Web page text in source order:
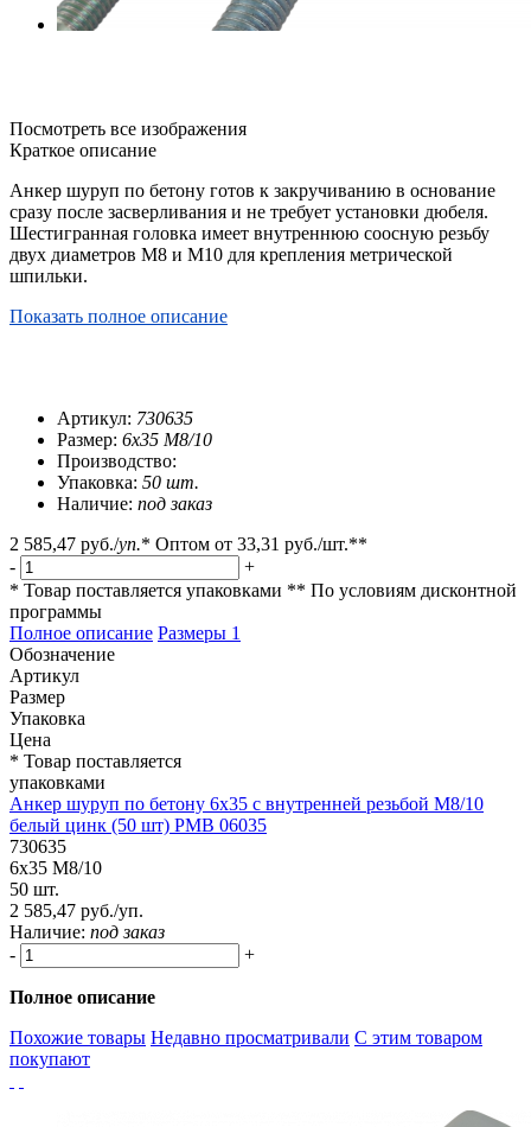
Посмотреть все изображения
Краткое описание
Анкер шуруп по бетону готов к закручиванию в основание
сразу после засверливания и не требует установки дюбеля.
Шестигранная головка имеет внутреннюю соосную резьбу
двух диаметров М8 и М10 для крепления метрической
шпильки.
Показать полное описание
Артикул: 730635
Размер: 6х35 М8/10
Производство:
Упаковка: 50 шт.
Наличие: под заказ
2 585,47 руб./уп.* Оптом от 33,31 руб./шт.**
-
+
* Товар поставляется упаковками ** По условиям дисконтной
программы
Полное описание Размеры 1
Обозначение
Артикул
Размер
Упаковка
Цена
* Товар поставляется
упаковками
Анкер шуруп по бетону 6х35 с внутренней резьбой М8/10
белый цинк (50 шт) PMB 06035
730635
6х35 М8/10
50 шт.
2 585,47 руб./уп.
Наличие: под заказ
-
+
Полное описание
Похожие товары Недавно просматривали С этим товаром
покупают